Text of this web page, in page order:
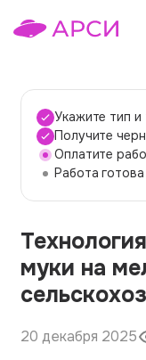
Темы работ
О сервисе
О компании
Наши гарантии
Вопросы и
Контакты
Укажите тип
Получите
Оплатите
Работа готова
муки на
20 декабря 2025